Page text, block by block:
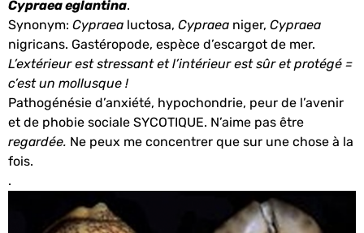
Cypraea eglantina.
Synonym: Cypraea luctosa, Cypraea niger, Cypraea
nigricans. Gastéropode, espèce d’escargot de mer.
L’extérieur est stressant et l’intérieur est sûr et protégé =
c’est un mollusque !
Pathogénésie d’anxiété, hypochondrie, peur de l’avenir
et de phobie sociale SYCOTIQUE. N’aime pas être
regardée. Ne peux me concentrer que sur une chose à la
fois.
.